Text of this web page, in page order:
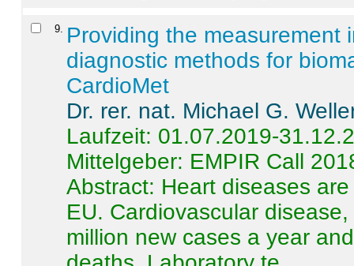
9
Providing the measurement
diagnostic methods for
CardioMet
Dr. rer. nat. Michael G.
Laufzeit: 01.07.2019-
Mittelgeber: EMPIR Call
Abstract: Heart diseases
EU. Cardiovascular
million new cases a year